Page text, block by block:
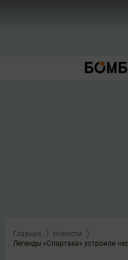
Главная
Новости
Легенды «Спартака» устроили